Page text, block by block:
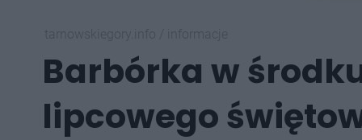
Barbórka w
lipcowego